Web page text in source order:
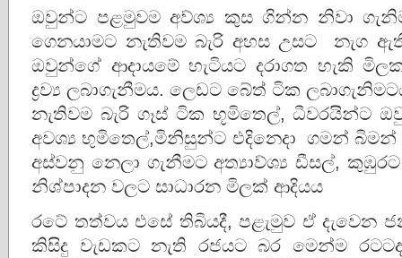
ඔවුන්ට පළමුවම අව්ශ්‍ය කුස ගින්න නිවා
ගෙනයාමට නැතිවම බැරි අහස උසට නැග
ඔවුන්ගේ ආදායමේ හැටියට දරාගත හැකි
ද්‍රව්‍ය ලබාගැනීමය. ලෙඩට බේත් ටික
නැතිවම බැරි ගෑස් ටික භූමිතෙල්, ධීවරයින්ට
අවශ්‍ය භුමිතෙල්,මිනිසුන්ට එදිනෙදා ගමන් බිමන්
අස්වනු නෙලා ගැනීමට අත්‍යාව්ශ්‍ය ඩීසල්,
නිශ්පාදන වලට සාධාරන මිලක් ආදියය
රටේ තත්වය එසේ තිබියදී, පළැමුව ඒ දැවෙන
කිසිදු වැඩකට නැති රජයට බර මෙන්ම